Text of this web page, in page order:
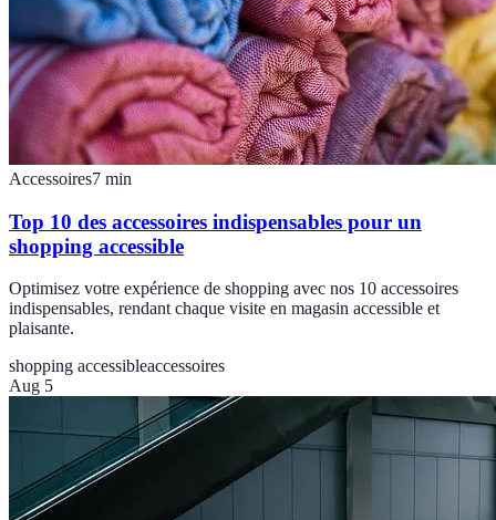
Accessoires7 min
Top 10 des accessoires indispensables pour un
shopping accessible
Optimisez votre expérience de shopping avec nos 10 accessoires
indispensables, rendant chaque visite en magasin accessible et
plaisante.
shopping accessibleaccessoires
Aug 5